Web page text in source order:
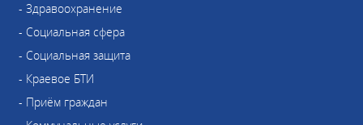
- Здравоохранение
- Социальная сфера
- Социальная защита
- Краевое БТИ
- Приём граждан